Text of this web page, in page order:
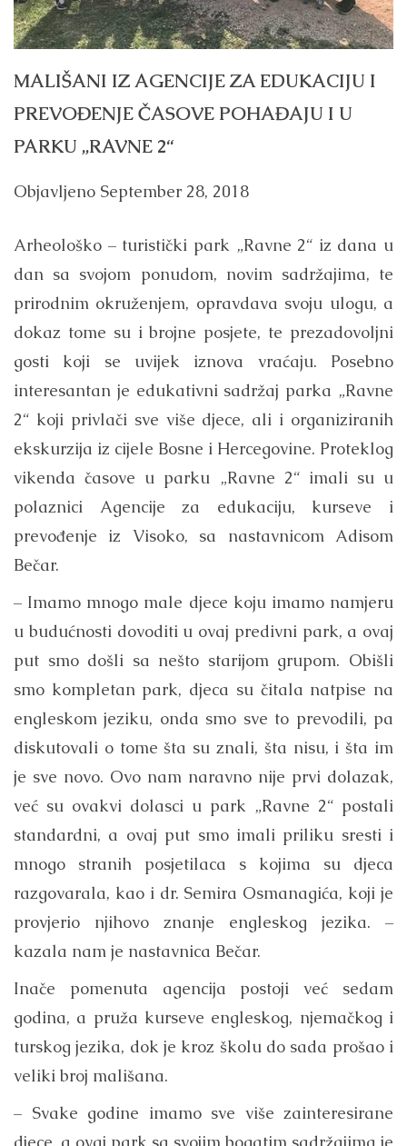
MALIŠANI IZ AGENCIJE ZA EDUKACIJU I
PREVOĐENJE ČASOVE POHAĐAJU I U
PARKU „RAVNE 2“
Objavljeno September 28, 2018
Arheološko – turistički park „Ravne 2“ iz dana u
dan sa svojom ponudom, novim sadržajima, te
prirodnim okruženjem, opravdava svoju ulogu, a
dokaz tome su i brojne posjete, te prezadovoljni
gosti koji se uvijek iznova vraćaju. Posebno
interesantan je edukativni sadržaj parka „Ravne
2“ koji privlači sve više djece, ali i organiziranih
ekskurzija iz cijele Bosne i Hercegovine. Proteklog
vikenda časove u parku „Ravne 2“ imali su u
polaznici Agencije za edukaciju, kurseve i
prevođenje iz Visoko, sa nastavnicom Adisom
Bečar.
– Imamo mnogo male djece koju imamo namjeru
u budućnosti dovoditi u ovaj predivni park, a ovaj
put smo došli sa nešto starijom grupom. Obišli
smo kompletan park, djeca su čitala natpise na
engleskom jeziku, onda smo sve to prevodili, pa
diskutovali o tome šta su znali, šta nisu, i šta im
je sve novo. Ovo nam naravno nije prvi dolazak,
već su ovakvi dolasci u park „Ravne 2“ postali
standardni, a ovaj put smo imali priliku sresti i
mnogo stranih posjetilaca s kojima su djeca
razgovarala, kao i dr. Semira Osmanagića, koji je
provjerio njihovo znanje engleskog jezika. –
kazala nam je nastavnica Bečar.
Inače pomenuta agencija postoji već sedam
godina, a pruža kurseve engleskog, njemačkog i
turskog jezika, dok je kroz školu do sada prošao i
veliki broj mališana.
– Svake godine imamo sve više zainteresirane